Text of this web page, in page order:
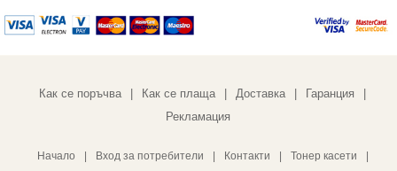
Как се поръчва Как се плаща Доставка Гаранция
Рекламация
Начало | Вход за потребители | Контакти | Тонер касети |